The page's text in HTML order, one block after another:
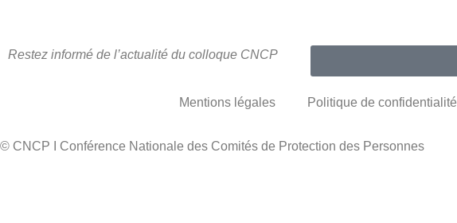
Restez informé de l’actualité du colloque CNCP
Mentions légales Politique de confidentialité
© CNCP I Conférence Nationale des Comités de Protection des Personnes